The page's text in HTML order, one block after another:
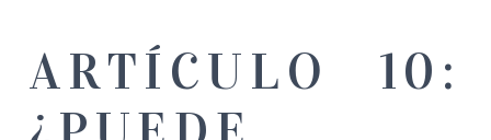
ARTÍCULO 10: